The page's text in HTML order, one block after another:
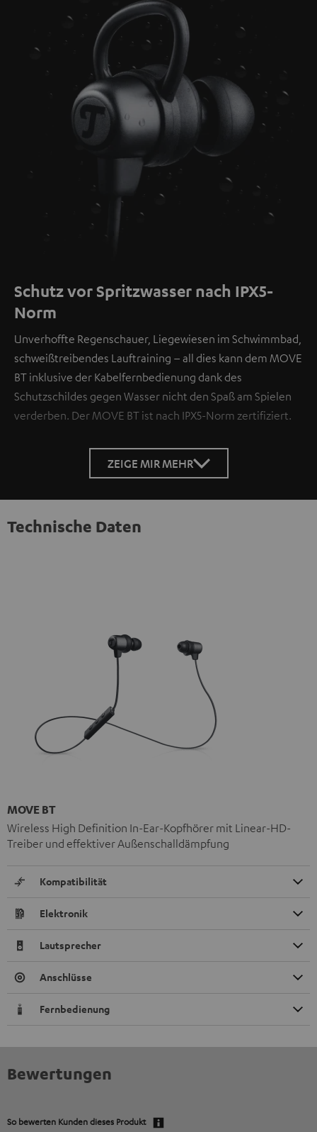
Schutz vor Spritzwasser nach IPX5-
Norm
Unverhoffte Regenschauer, Liegewiesen im Schwimmbad,
schweißtreibendes Lauftraining – all dies kann dem MOVE
BT inklusive der Kabelfernbedienung dank des
Schutzschildes gegen Wasser nicht den Spaß am Spielen
verderben. Der MOVE BT ist nach IPX5-Norm zertifiziert.
ZEIGE MIR MEHR
Technische Daten
MOVE BT
Wireless High Definition In-Ear-Kopfhörer mit Linear-HD-
Treiber und effektiver Außenschalldämpfung
Kompatibilität
Elektronik
Lautsprecher
Anschlüsse
Fernbedienung
Bewertungen
So bewerten Kunden dieses Produkt